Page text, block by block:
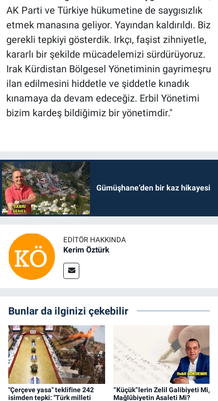
AK Parti ve Türkiye hükumetine de saygısızlık
etmek manasına geliyor. Yayından kaldırıldı. Biz
gerekli tepkiyi gösterdik. Irkçı, faşist zihniyetle,
kararlı bir şekilde mücadelemizi sürdürüyoruz.
Irak Kürdistan Bölgesel Yönetiminin gayrimeşru
ilan edilmesini hiddetle ve şiddetle kınadık
kınamaya da devam edeceğiz. Erbil Yönetimi
bizim kardeş bildiğimiz bir yönetimdir."
Gümüşhane’den bir kaz hikayesi
EDITÖR HAKKINDA
Kerim Öztürk
Bunlar da ilginizi çekebilir
"Çerçeve yasa" teklifine 242
isimden tepki: "Türk milleti
“Küçük”lerin Zelil Galibiyeti Mi,
Mağlûbiyetin Asaleti Mi?